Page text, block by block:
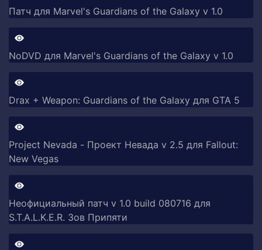
Патч для Marvel's Guardians of the Galaxy v 1.0
NoDVD для Marvel's Guardians of the Galaxy v 1.0
Drax + Weapon: Guardians of the Galaxy для GTA 5
Project Nevada - Проект Невада v 2.5 для Fallout:
New Vegas
Неофициальный патч v 1.0 build 080716 для
S.T.A.L.K.E.R. Зов Припяти